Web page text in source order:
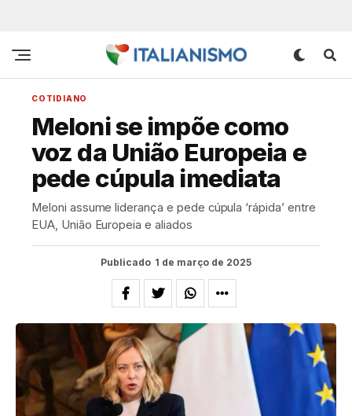
COTIDIANO
Meloni se impõe como
voz da União Europeia e
pede cúpula imediata
Meloni assume liderança e pede cúpula ‘rápida’ entre
EUA, União Europeia e aliados
Publicado 1 de março de 2025